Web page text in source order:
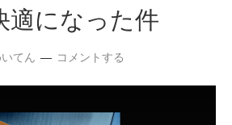
適になった件
てん コメントする